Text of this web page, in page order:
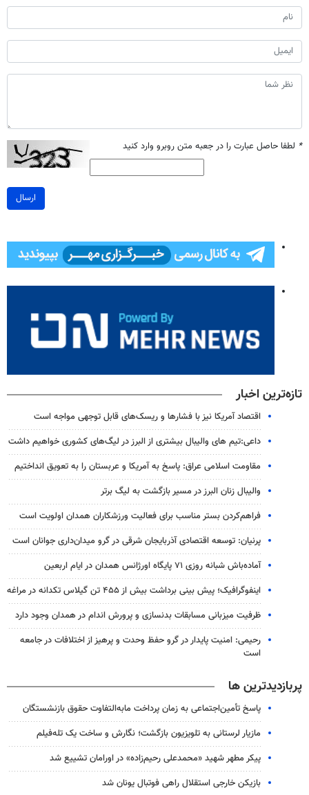
* لطفا حاصل عبارت را در جعبه متن روبرو وارد کنید
ارسال
تازه‌ترین اخبار
اقتصاد آمریکا نیز با فشارها و ریسک‌های قابل توجهی مواجه است
داعی:تیم های والیبال بیشتری از البرز در لیگ‌های کشوری خواهیم داشت
مقاومت اسلامی عراق: پاسخ به آمریکا و عربستان را به تعویق انداختیم
والیبال زنان البرز در مسیر بازگشت به لیگ برتر
فراهم‌کردن بستر مناسب برای فعالیت ورزشکاران همدان اولویت است
پرنیان: توسعه اقتصادی آذربایجان شرقی در گرو میدان‌داری جوانان است
آماده‌باش شبانه روزی ۷۱ پایگاه اورژانس همدان در ایام اربعین
اینفوگرافیک؛ پیش بینی برداشت بیش از ۴۵۵ تن گیلاس تکدانه در مراغه
ظرفیت میزبانی مسابقات بدنسازی و پرورش اندام در همدان وجود دارد
رحیمی: امنیت پایدار در گرو حفظ وحدت و پرهیز از اختلافات در جامعه
است
پربازدیدترین ها
پاسخ تأمین‌اجتماعی به زمان پرداخت مابه‌التفاوت حقوق بازنشستگان
مازیار لرستانی به تلویزیون بازگشت؛ نگارش و ساخت یک تله‌فیلم
پیکر مطهر شهید «محمدعلی رحیم‌زاده» در اورامان تشییع شد
بازیکن خارجی استقلال راهی فوتبال یونان شد